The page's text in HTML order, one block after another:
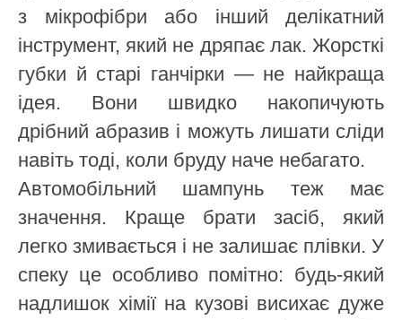
з мікрофібри або інший делікатний
інструмент, який не дряпає лак. Жорсткі
губки й старі ганчірки — не найкраща
ідея. Вони швидко накопичують
дрібний абразив і можуть лишати сліди
навіть тоді, коли бруду наче небагато.
Автомобільний шампунь теж має
значення. Краще брати засіб, який
легко змивається і не залишає плівки. У
спеку це особливо помітно: будь-який
надлишок хімії на кузові висихає дуже